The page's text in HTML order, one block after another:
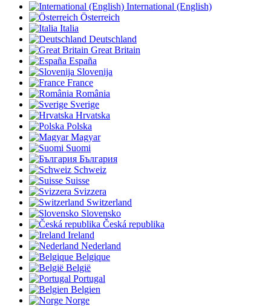
International (English)
Österreich
Italia
Deutschland
Great Britain
España
Slovenija
France
România
Sverige
Hrvatska
Polska
Magyar
Suomi
България
Schweiz
Suisse
Svizzera
Switzerland
Slovensko
Česká republika
Ireland
Nederland
Belgique
België
Portugal
Belgien
Norge